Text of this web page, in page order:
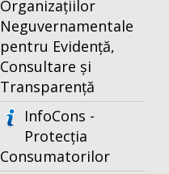
Organizațiilor
Neguvernamentale
pentru Evidență,
Consultare și
Transparență
InfoCons -
Protecția
Consumatorilor